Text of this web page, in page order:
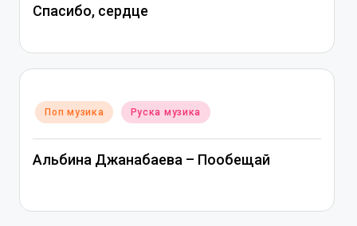
Спасибо, сердце
Posted
in
Поп музика Руска музика
Альбина Джанабаева – Пообещай